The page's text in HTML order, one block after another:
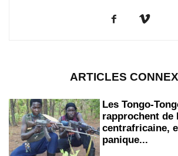
ARTICLES
Les Tongo-
rapprochent de
centrafricaine,
panique...